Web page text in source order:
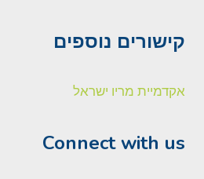
קישורים נוספים
אקדמיית מריו ישראל
Connect with us